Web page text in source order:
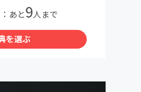
あと9人まで
を選ぶ